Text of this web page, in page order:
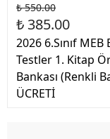
₺ 550.00
₺ 385.00
2026 6.Sınıf
Testler 1. Kitap
Bankası (Renkli
ÜCRETİ